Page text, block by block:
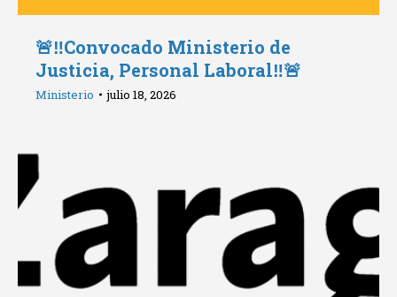
🚨‼️Convocado Ministerio de
Justicia, Personal Laboral‼️🚨
Ministerio julio 18, 2026